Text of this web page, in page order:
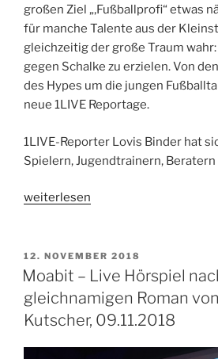
großen Ziel „‚Fußballprofi“ etwas
für manche Talente aus der
gleichzeitig der große Traum
gegen Schalke zu erzielen. Von
des Hypes um die jungen
neue 1LIVE Reportage.
1LIVE-Reporter Lovis Binder hat
Spielern, Jugendtrainern, Beratern
„1LIVE
talentiert,
begehrt
–
Der
Hype
um
weiterlesen
VERÖFFENTLICHT
AM
12. NOVEMBER 2018
Moabit – Live Hörspiel
gleichnamigen Roman
Kutscher, 09.11.2018